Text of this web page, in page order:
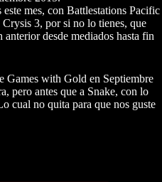
mes, con Battlestations Pacific
3, por si no lo tienes, que
desde mediados hasta fin
Games with Gold en Septiembre
pero antes que a Snake, con lo
cual no quita para que nos guste